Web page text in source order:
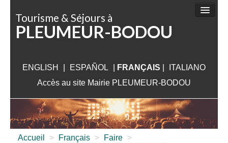
Tourisme & Séjours à
PLEUMEUR-BODOU
ENGLISH ESPAÑOL FRANÇAIS
ITALIANO
Accès au site Mairie PLEUMEUR-BODOU
FAIRE
SÉJOURNER
VISITER
AUX ALENTOURS
INFORMATIONS PRATIQUES
Accueil
> Français > Faire >